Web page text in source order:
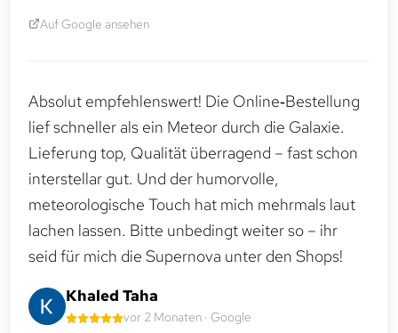
Auf Google ansehen
Absolut empfehlenswert! Die Online‑Bestellung
lief schneller als ein Meteor durch die Galaxie.
Lieferung top, Qualität überragend – fast schon
interstellar gut. Und der humorvolle,
meteorologische Touch hat mich mehrmals laut
lachen lassen. Bitte unbedingt weiter so – ihr
seid für mich die Supernova unter den Shops!
Khaled Taha
vor 2 Monaten · Google